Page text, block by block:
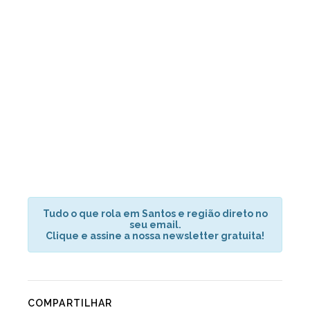
Tudo o que rola em Santos e região direto no
seu email.
Clique e assine a nossa newsletter gratuita!
COMPARTILHAR